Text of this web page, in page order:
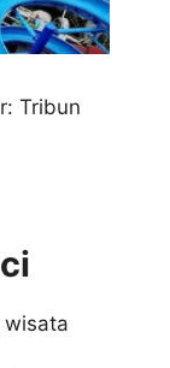
Tribun
wisata